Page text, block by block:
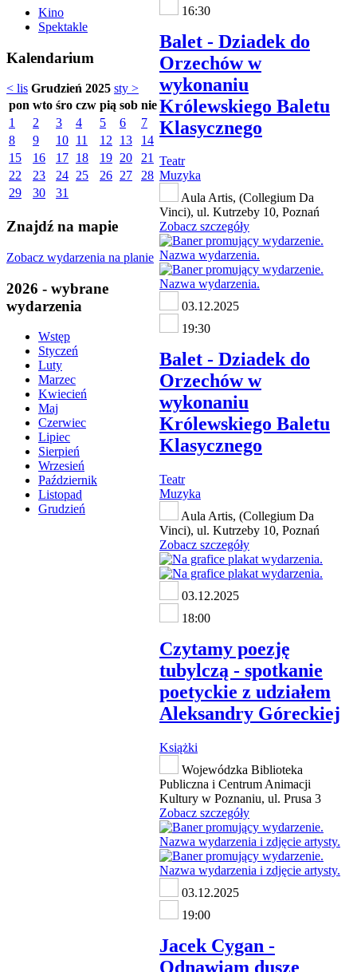
Kino
Spektakle
Kalendarium
< lis Grudzień 2025 sty >
pon wto śro czw pią sob nie
1
2 3 4 5 6
7
8
9 10 11 12 13
14
15
16 17 18 19 20
21
22
23 24 25 26 27
28
29
30 31
Znajdź na mapie
Zobacz wydarzenia na planie
2026 - wybrane
wydarzenia
Wstęp
Styczeń
Luty
Marzec
Kwiecień
Maj
Czerwiec
Lipiec
Sierpień
Wrzesień
Październik
Listopad
Grudzień
16:30
Balet - Dziadek do
Orzechów w
wykonaniu
Królewskiego Baletu
Klasycznego
Teatr
Muzyka
Aula Artis, (Collegium Da
Vinci), ul. Kutrzeby 10, Poznań
Zobacz szczegóły
03.12.2025
19:30
Balet - Dziadek do
Orzechów w
wykonaniu
Królewskiego Baletu
Klasycznego
Teatr
Muzyka
Aula Artis, (Collegium Da
Vinci), ul. Kutrzeby 10, Poznań
Zobacz szczegóły
03.12.2025
18:00
Czytamy poezję
tubylczą - spotkanie
poetyckie z udziałem
Aleksandry Góreckiej
Książki
Wojewódzka Biblioteka
Publiczna i Centrum Animacji
Kultury w Poznaniu, ul. Prusa 3
Zobacz szczegóły
03.12.2025
19:00
Jacek Cygan -
Odnawiam dusze